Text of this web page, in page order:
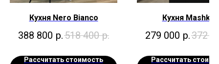
Кухня Nero Bianco
388 800 р.518 400 р.
Рассчитать стоимость
Кухня Mashkov
279 000 р.372
Рассчитать